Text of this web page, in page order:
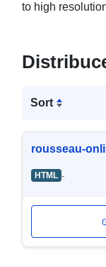
to high
Sort
rousseau-
HTML -